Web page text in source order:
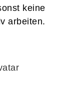
keine
arbeiten.